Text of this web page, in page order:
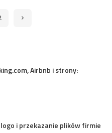
Airbnb i strony:
i przekazanie plików firmie